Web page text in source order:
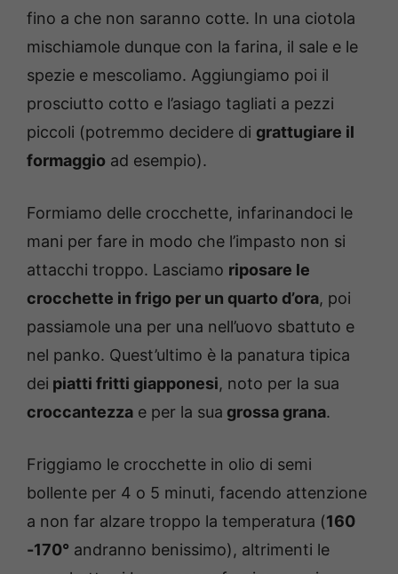
fino a che non saranno cotte. In una ciotola
mischiamole dunque con la farina, il sale e le
spezie e mescoliamo. Aggiungiamo poi il
prosciutto cotto e l’asiago tagliati a pezzi
piccoli (potremmo decidere di grattugiare il
formaggio ad esempio).
Formiamo delle crocchette, infarinandoci le
mani per fare in modo che l’impasto non si
attacchi troppo. Lasciamo riposare le
crocchette in frigo per un quarto d’ora, poi
passiamole una per una nell’uovo sbattuto e
nel panko. Quest’ultimo è la panatura tipica
dei piatti fritti giapponesi, noto per la sua
croccantezza e per la sua grossa grana.
Friggiamo le crocchette in olio di semi
bollente per 4 o 5 minuti, facendo attenzione
a non far alzare troppo la temperatura (160
-170° andranno benissimo), altrimenti le